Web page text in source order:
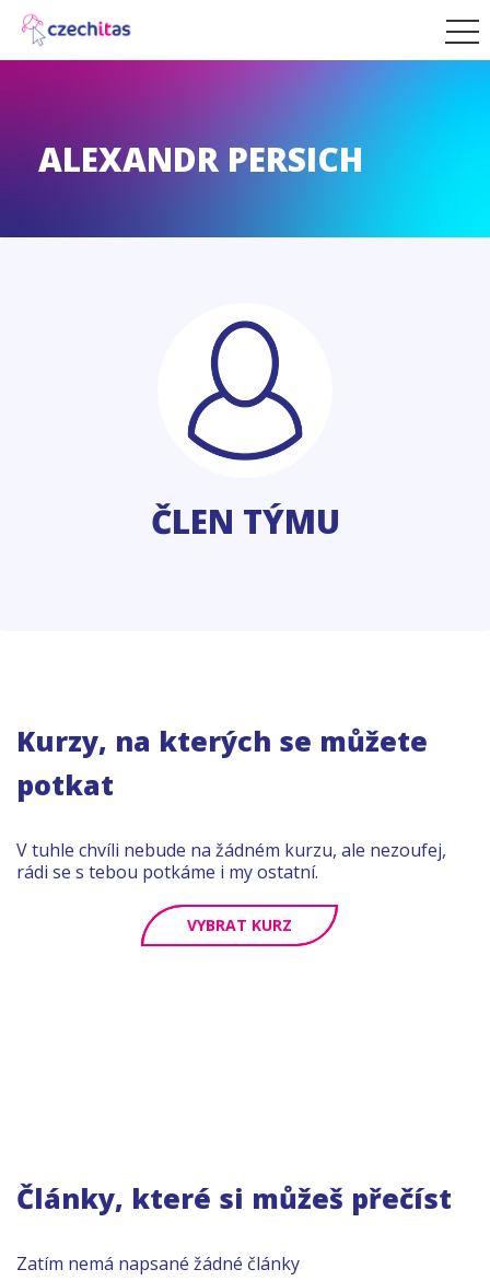
ALEXANDR PERSICH
ČLEN TÝMU
Kurzy, na kterých se můžete
potkat
V tuhle chvíli nebude na žádném kurzu, ale nezoufej,
rádi se s tebou potkáme i my ostatní.
VYBRAT KURZ
Články, které si můžeš přečíst
Zatím nemá napsané žádné články